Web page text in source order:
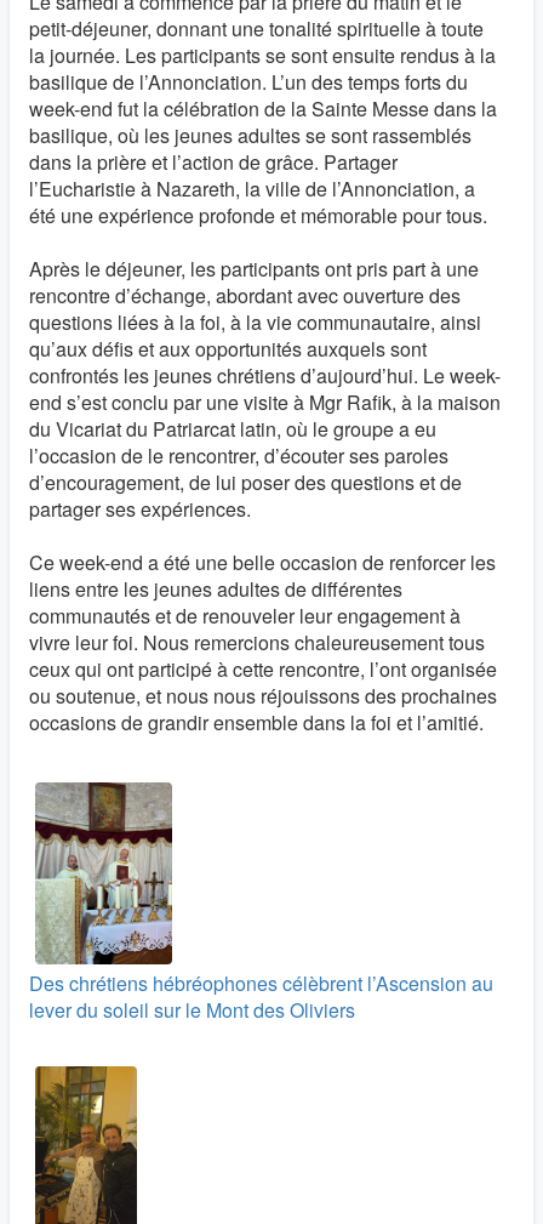
petit-déjeuner, donnant une tonalité spirituelle à toute
la journée. Les participants se sont ensuite rendus à la
basilique de l’Annonciation. L’un des temps forts du
week-end fut la célébration de la Sainte Messe dans la
basilique, où les jeunes adultes se sont rassemblés
dans la prière et l’action de grâce. Partager
l’Eucharistie à Nazareth, la ville de l’Annonciation, a
été une expérience profonde et mémorable pour tous.
Après le déjeuner, les participants ont pris part à une
rencontre d’échange, abordant avec ouverture des
questions liées à la foi, à la vie communautaire, ainsi
qu’aux défis et aux opportunités auxquels sont
confrontés les jeunes chrétiens d’aujourd’hui. Le week-
end s’est conclu par une visite à Mgr Rafik, à la maison
du Vicariat du Patriarcat latin, où le groupe a eu
l’occasion de le rencontrer, d’écouter ses paroles
d’encouragement, de lui poser des questions et de
partager ses expériences.
Ce week-end a été une belle occasion de renforcer les
liens entre les jeunes adultes de différentes
communautés et de renouveler leur engagement à
vivre leur foi. Nous remercions chaleureusement tous
ceux qui ont participé à cette rencontre, l’ont organisée
ou soutenue, et nous nous réjouissons des prochaines
occasions de grandir ensemble dans la foi et l’amitié.
Des chrétiens hébréophones célèbrent l’Ascension au
lever du soleil sur le Mont des Oliviers